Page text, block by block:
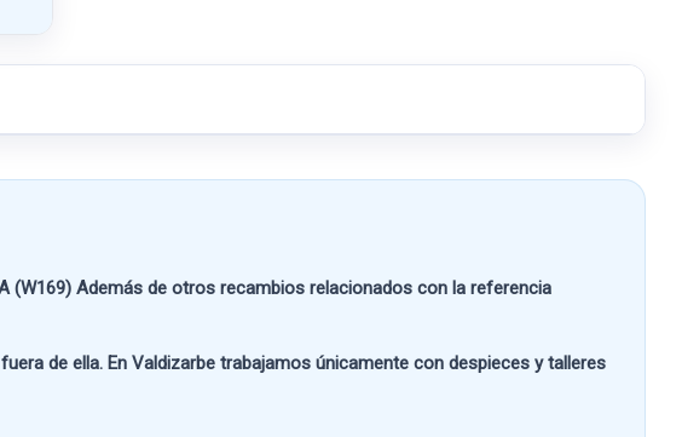
(W169) Además de otros recambios relacionados con la referencia
de ella. En Valdizarbe trabajamos únicamente con despieces y talleres